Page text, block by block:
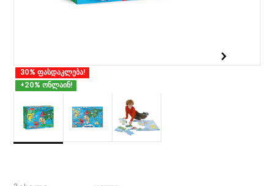
30% ფასდაკლება!
+20% ონლაინ!